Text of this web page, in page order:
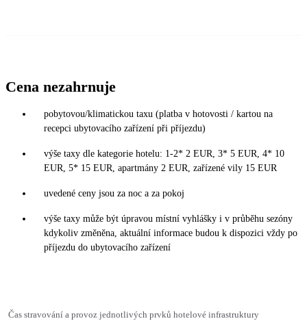
Cena nezahrnuje
pobytovou/klimatickou taxu (platba v hotovosti / kartou na
recepci ubytovacího zařízení při příjezdu)
výše taxy dle kategorie hotelu: 1-2* 2 EUR, 3* 5 EUR, 4* 10
EUR, 5* 15 EUR, apartmány 2 EUR, zařízené vily 15 EUR
uvedené ceny jsou za noc a za pokoj
výše taxy může být úpravou místní vyhlášky i v průběhu sezóny
kdykoliv změněna, aktuální informace budou k dispozici vždy po
příjezdu do ubytovacího zařízení
Čas stravování a provoz jednotlivých prvků hotelové infrastruktury